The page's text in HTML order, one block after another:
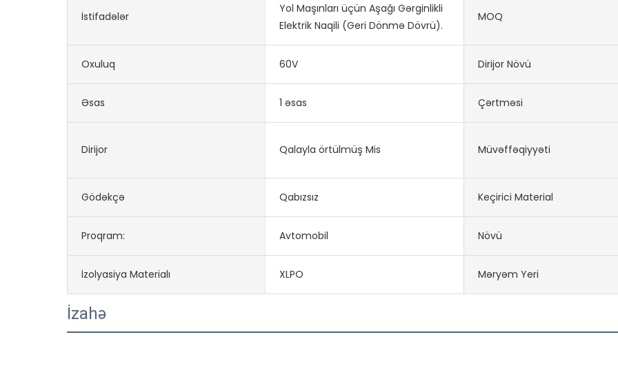
İstifadələr
Yol Maşınları üçün Aşağı Gərginlikli
Elektrik Naqili (Geri Dönmə Dövrü).
MOQ
Oxuluq 60V Dirijor Növü
Əsas 1 əsas Çərtməsi
Dirijor Qalayla örtülmüş Mis Müvəffəqiyyəti
Gödəkçə Qabızsız Keçirici Material
Proqram: Avtomobil Növü
İzolyasiya Materialı XLPO Məryəm Yeri
İzahə